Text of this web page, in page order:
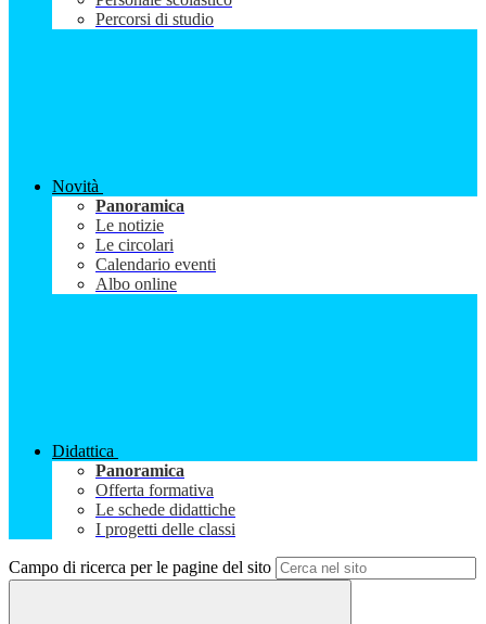
Percorsi di studio
Novità
Panoramica
Le notizie
Le circolari
Calendario eventi
Albo online
Didattica
Panoramica
Offerta formativa
Le schede didattiche
I progetti delle classi
Campo di ricerca per le pagine del sito